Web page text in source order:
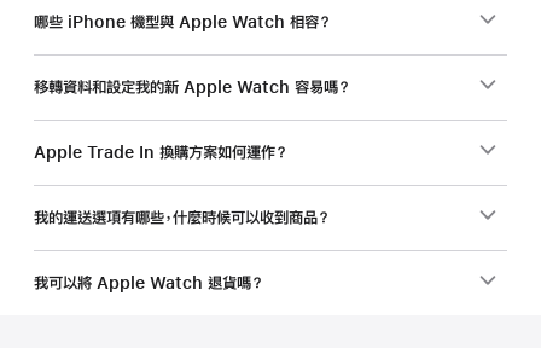
哪些 iPhone 機型與 Apple Watch 相容？
移轉資料和設定我的新 Apple Watch 容易嗎？
Apple Trade In 換購方案如何運作？
我的運送選項有哪些，什麼時候可以收到商品？
我可以將 Apple Watch 退貨嗎？